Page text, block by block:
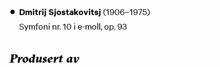
Dmitrij Sjostakovitsj (1906–1975)
Symfoni nr. 10 i e-moll, op. 93
Produsert av